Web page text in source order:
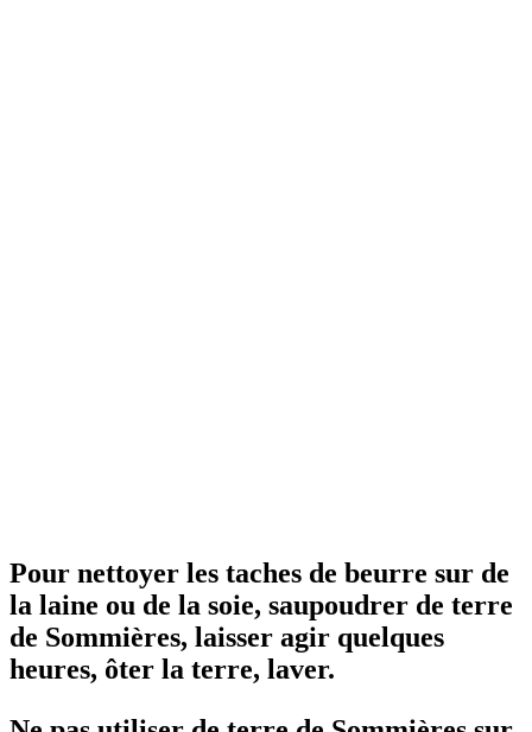
Pour nettoyer les taches de beurre sur de
la laine ou de la soie, saupoudrer de terre
de Sommières, laisser agir quelques
heures, ôter la terre, laver.